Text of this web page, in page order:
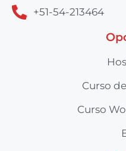
+51-54-213464
Curso
Curso